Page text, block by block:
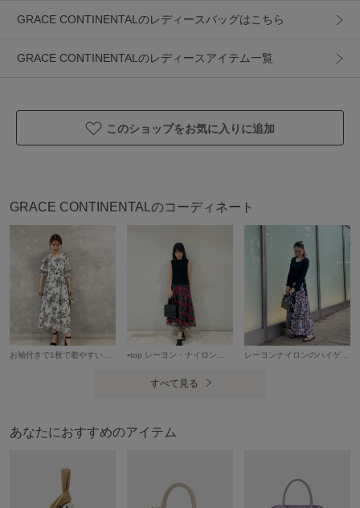
アイテム情報
配送料
送料無料
商品コード 0426182631
製造国 詳細は下記よりお問い合わせください
ギフト
GRACE CONTINENTALのレディースバッグはこちら
GRACE CONTINENTALのレディースアイテム一覧
このショップをお気に入りに追加
GRACE CONTINENTALのコーディネート
すべて見る
あなたにおすすめのアイテム